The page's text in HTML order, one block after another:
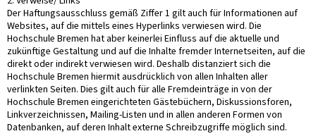
Der Haftungsausschluss gemäß Ziffer 1 gilt auch für Informationen auf
Websites, auf die mittels eines Hyperlinks verwiesen wird. Die
Hochschule Bremen hat aber keinerlei Einfluss auf die aktuelle und
zukünftige Gestaltung und auf die Inhalte fremder Internetseiten, auf die
direkt oder indirekt verwiesen wird. Deshalb distanziert sich die
Hochschule Bremen hiermit ausdrücklich von allen Inhalten aller
verlinkten Seiten. Dies gilt auch für alle Fremdeinträge in von der
Hochschule Bremen eingerichteten Gästebüchern, Diskussionsforen,
Linkverzeichnissen, Mailing-Listen und in allen anderen Formen von
Datenbanken, auf deren Inhalt externe Schreibzugriffe möglich sind.